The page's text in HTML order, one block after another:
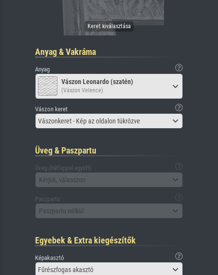
Anyag & Vakráma
Anyag
Vászon Leonardo (szatén)
(Vászon Velence)
Vászon keret
Vászonkeret - Kép az oldalon tükrözve
Üveg & Paszpartu
Üveg (hátlappal együtt)
Kérjük, válasszon
Paszpartu
Paszpartu nélkül
Egyebek & Extra kiegészítők
Képakasztó
Fűrészfogas akasztó